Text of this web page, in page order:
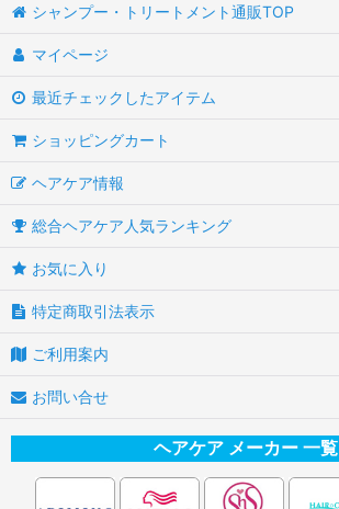
シャンプー・トリートメント通販TOP
マイページ
最近チェックしたアイテム
ショッピングカート
ヘアケア情報
総合ヘアケア人気ランキング
お気に入り
特定商取引法表示
ご利用案内
お問い合せ
ヘアケア メーカー 一覧